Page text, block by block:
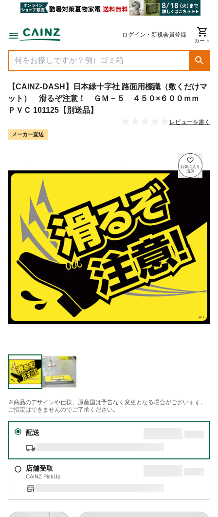
ログイン・新規会員登録
カート
【CAINZ-DASH】日本緑十字社 路面用標識（敷くだけマ
ット） 滑るぞ注意！ ＧＭ－５ ４５０×６００ｍｍ
ＰＶＣ 101125【別送品】
レビューを書く
メーカー直送
※商品のデザインや仕様、原産国は予告なく変更となる場合がございます。
ご指定はできませんのでご了承ください。
配送
店舗受取
CAINZ PickUp